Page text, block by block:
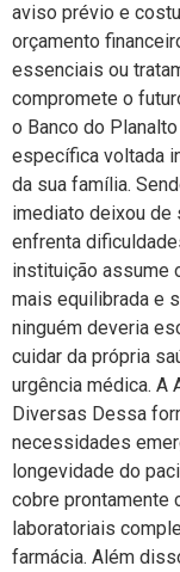
aviso prévio e
orçamento
essenciais ou
compromete o
o Banco do
específica voltada
da sua família.
imediato deixou de
enfrenta
instituição assume
mais equilibrada e
ninguém deveria
cuidar da própria
urgência médica. A
Diversas Dessa
necessidades
longevidade do
cobre prontamente
laboratoriais
farmácia. Além